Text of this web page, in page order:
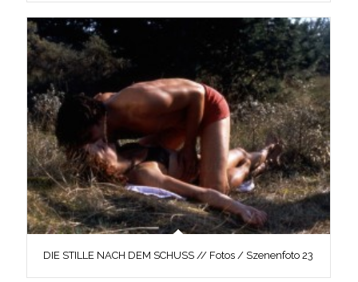
DIE STILLE NACH DEM SCHUSS // Fotos / Szenenfoto 23